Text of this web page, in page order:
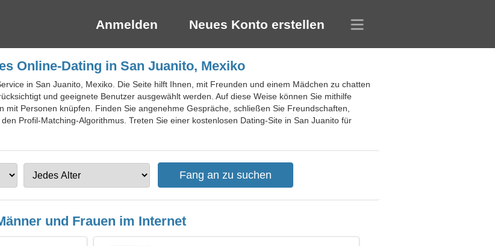
Anmelden Neues Konto erstellen
Online-Dating in San Juanito, Mexiko
in San Juanito, Mexiko. Die Seite hilft Ihnen, mit Freunden und einem Mädchen zu chatten
und geeignete Benutzer ausgewählt werden. Auf diese Weise können Sie mithilfe
Personen knüpfen. Finden Sie angenehme Gespräche, schließen Sie Freundschaften,
Profil-Matching-Algorithmus. Treten Sie einer kostenlosen Dating-Site in San Juanito für
und Frauen im Internet